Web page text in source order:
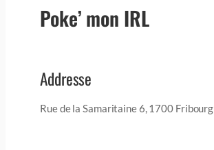
Poke’ mon IRL
Addresse
Rue de la Samaritaine 6, 1700 Fribourg